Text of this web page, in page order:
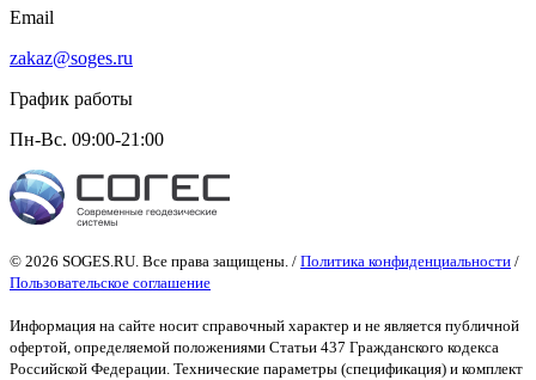
Email
zakaz@soges.ru
График работы
Пн-Вс. 09:00-21:00
© 2026 SOGES.RU. Все права защищены. / Политика конфиденциальности /
Пользовательское соглашение
Информация на сайте носит справочный характер и не является публичной
офертой, определяемой положениями Статьи 437 Гражданского кодекса
Российской Федерации. Технические параметры (спецификация) и комплект